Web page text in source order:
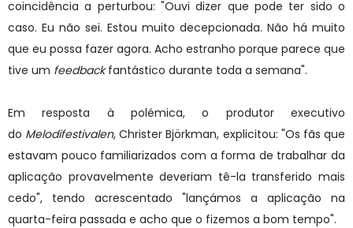
coincidência a perturbou: "Ouvi dizer que pode ter sido o
caso. Eu não sei. Estou muito decepcionada. Não há muito
que eu possa fazer agora. Acho estranho porque parece que
tive um feedbackfantástico durante toda a semana".
Em resposta à polémica, o produtor executivo
do Melodifestivalen, Christer Björkman, explicitou: "Os fãs que
estavam pouco familiarizados com a forma de trabalhar da
aplicação provavelmente deveriam tê-la transferido mais
cedo", tendo acrescentado "lançámos a aplicação na
quarta-feira passada e acho que o fizemos a bom tempo".